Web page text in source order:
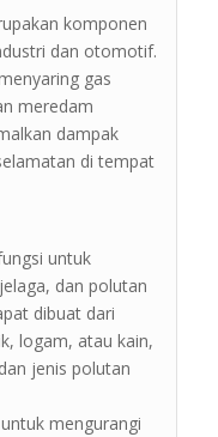
komponen
dan otomotif.
gas
meredam
dampak
di tempat
untuk
dan polutan
dibuat dari
logam, atau kain,
jenis polutan
mengurangi